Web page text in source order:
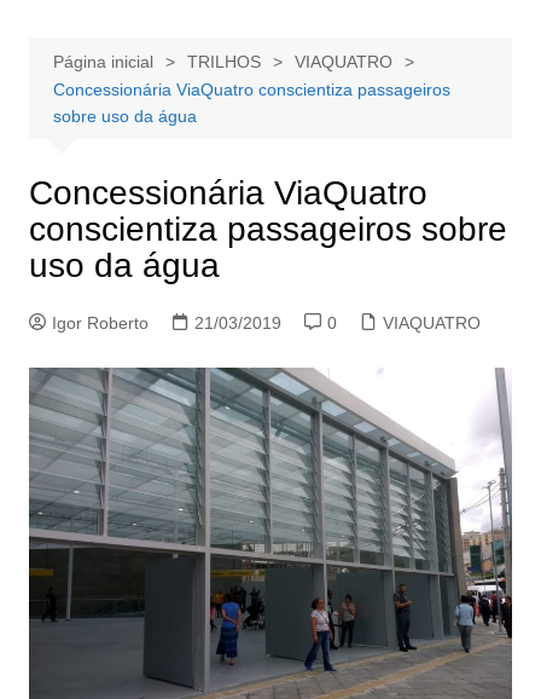
Página inicial TRILHOS
VIAQUATRO
Concessionária ViaQuatro conscientiza passageiros
sobre uso da água
Concessionária ViaQuatro
conscientiza passageiros sobre
uso da água
Igor Roberto 21/03/2019 0 VIAQUATRO